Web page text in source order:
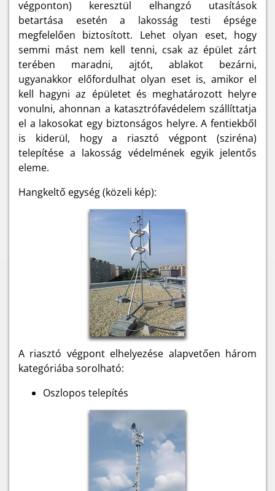
végponton) keresztül elhangzó utasítások
betartása esetén a lakosság testi épsége
megfelelően biztosított. Lehet olyan eset, hogy
semmi mást nem kell tenni, csak az épület zárt
terében maradni, ajtót, ablakot bezárni,
ugyanakkor előfordulhat olyan eset is, amikor el
kell hagyni az épületet és meghatározott helyre
vonulni, ahonnan a katasztrófavédelem szállíttatja
el a lakosokat egy biztonságos helyre. A fentiekből
is kiderül, hogy a riasztó végpont (sziréna)
telepítése a lakosság védelmének egyik jelentős
eleme.
Hangkeltő egység (közeli kép):
A riasztó végpont elhelyezése alapvetően három
kategóriába sorolható:
Oszlopos telepítés